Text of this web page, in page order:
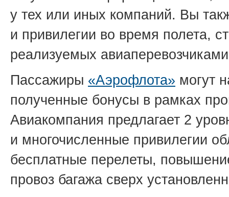
у тех или иных компаний. Вы
и привилегии во время полета,
реализуемых
Пассажиры «Аэрофлота» могут
полученные бонусы в рамках
Авиакомпания предлагает 2
и многочисленные привилегии
бесплатные перелеты,
провоз багажа сверх